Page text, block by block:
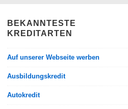
BEKANNTESTE
KREDITARTEN
Auf unserer Webseite werben
Ausbildungskredit
Autokredit